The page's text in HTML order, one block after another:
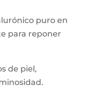
puro en
para reponer
de piel,